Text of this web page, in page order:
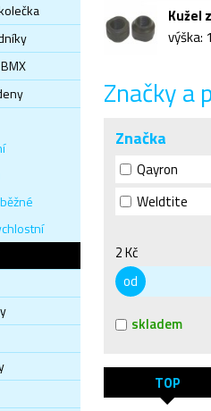
Kužel
výška:
Značky a
Značka
Qayron
Weldtite
2 Kč
od
skladem
TOP